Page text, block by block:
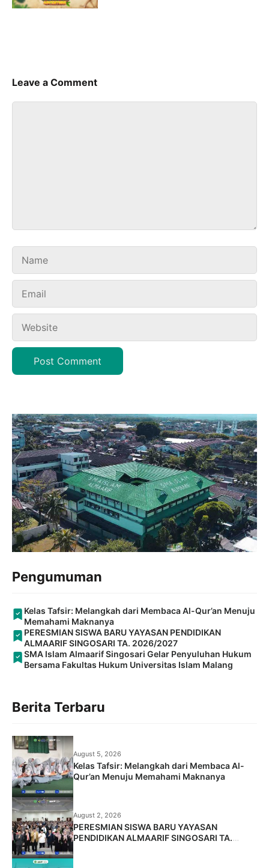
Jelajah Dunia Baru, Raih Masa
Leave a Comment
Pengumuman
Kelas Tafsir: Melangkah dari Membaca Al-Qur’an Menuju
Memahami Maknanya
PERESMIAN SISWA BARU YAYASAN PENDIDIKAN
ALMAARIF SINGOSARI TA. 2026/2027
SMA Islam Almaarif Singosari Gelar Penyuluhan Hukum
Bersama Fakultas Hukum Universitas Islam Malang
Berita Terbaru
August 5, 2026
Kelas Tafsir: Melangkah dari Membaca Al-
Qur’an Menuju Memahami Maknanya
August 2, 2026
PERESMIAN SISWA BARU YAYASAN
PENDIDIKAN ALMAARIF SINGOSARI TA.